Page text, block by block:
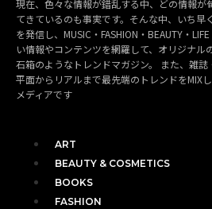
現在、色々な情報が錯乱する中、どの情報が
てきているのも事実です。そんな中、いち早
を発信し、MUSIC・FASHION・BEAUTY・
い情報やコンテンツを網羅して、オリジナル
石箱のようなトレンドマガジン。 また、雑
平面からリアルまで最先端のトレンドをMIX
メディアです
ART
BEAUTY & COSMETICS
BOOKS
FASHION